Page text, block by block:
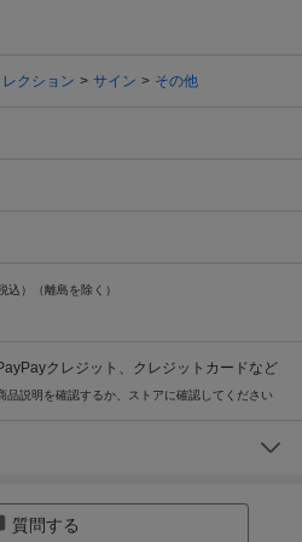
クション サイン その他
税込）（離島を除く）
クレジット、クレジットカードなど
品説明を確認するか、ストアに確認してください
質問する